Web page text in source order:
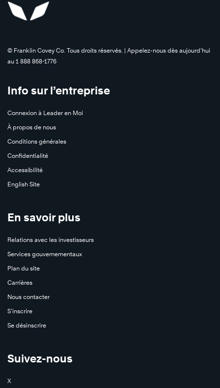
©️ Franklin Covey Co. Tous droits réservés. | Appelez-nous dès aujourd’hui
au 1 888 868-1776
Info sur l’entreprise
Connexion à Leader en Moi
À propos de nous
Conditions générales
Confidentialité
Accessibilité
English Site
En savoir plus
Relations avec les investisseurs
Services gouvernementaux
Plan du site
Carrières
Nous contacter
S’inscrire
Se désinscrire
Suivez-nous
X